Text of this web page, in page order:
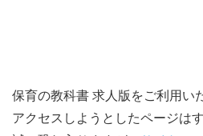
保育の教科書 求人版をご利用い
アクセスしようとしたページは